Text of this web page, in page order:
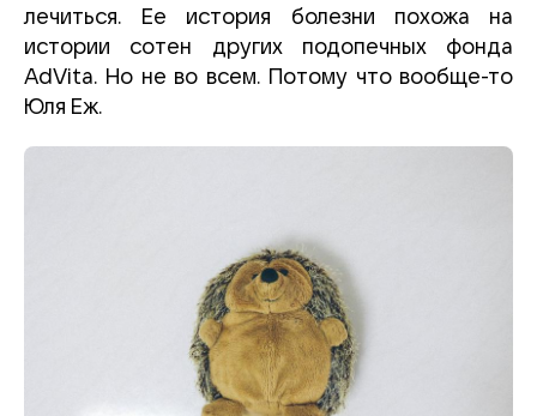
лечиться. Ее история болезни похожа на
истории сотен других подопечных фонда
AdVita. Но не во всем. Потому что вообще-то
Юля Еж.